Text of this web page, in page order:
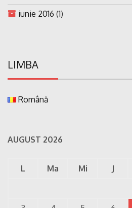
iunie 2016 (1)
LIMBA
Română
AUGUST 2026
L Ma Mi J